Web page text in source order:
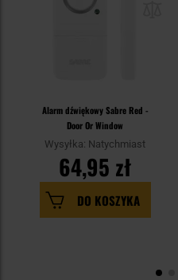
Alarm dźwiękowy Sabre Red -
Door Or Window
Wysyłka: Natychmiast
64,95 zł
DO KOSZYKA